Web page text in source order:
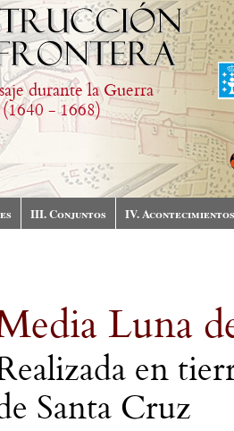
durante la Guerra
- 1668)
III. Conjuntos IV. Acontecimientos
Luna
en
Santa Cruz